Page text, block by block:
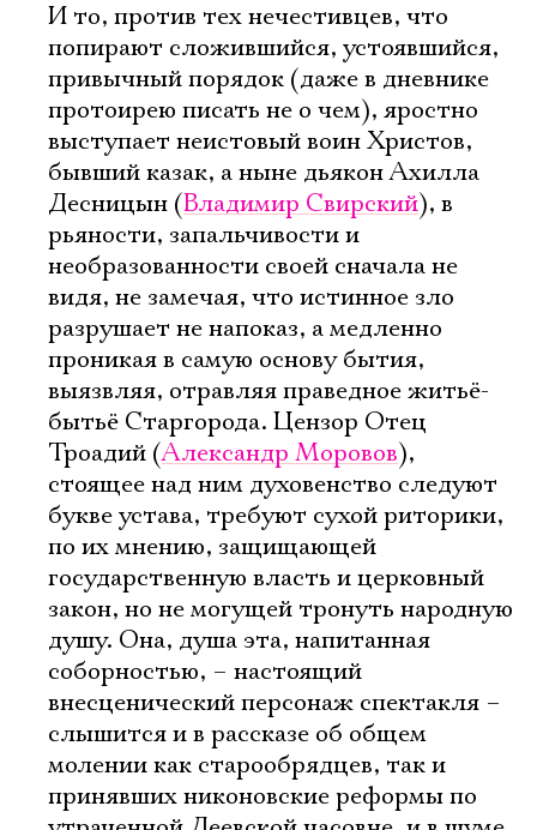
И то, против тех нечестивцев, что
попирают сложившийся, устоявшийся,
привычный порядок (даже в дневнике
протоирею писать не о чем), яростно
выступает неистовый воин Христов,
бывший казак, а ныне дьякон Ахилла
Десницын (Владимир Свирский), в
рьяности, запальчивости и
необразованности своей сначала не
видя, не замечая, что истинное зло
разрушает не напоказ, а медленно
проникая в самую основу бытия,
выязвляя, отравляя праведное житьё-
бытьё Старгорода. Цензор Отец
Троадий (Александр Моровов),
стоящее над ним духовенство следуют
букве устава, требуют сухой риторики,
по их мнению, защищающей
государственную власть и церковный
закон, но не могущей тронуть народную
душу. Она, душа эта, напитанная
соборностью, – настоящий
внесценический персонаж спектакля –
слышится и в рассказе об общем
молении как старообрядцев, так и
принявших никоновские реформы по